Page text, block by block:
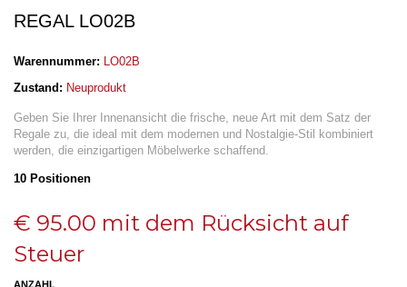
REGAL LO02B
Warennummer:
LO02B
Zustand: Neuprodukt
Geben Sie Ihrer Innenansicht die frische, neue Art mit dem Satz der
Regale zu, die ideal mit dem modernen und Nostalgie-Stil kombiniert
werden, die einzigartigen Möbelwerke schaffend.
10 Positionen
€ 95.00 mit dem Rücksicht auf
Steuer
ANZAHL